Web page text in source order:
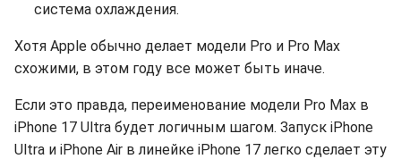
система охлаждения.
Хотя Apple обычно делает модели Pro и Pro Max
схожими, в этом году все может быть иначе.
Если это правда, переименование модели Pro Max в
iPhone 17 Ultra будет логичным шагом. Запуск iPhone
Ultra и iPhone Air в линейке iPhone 17 легко сделает эту